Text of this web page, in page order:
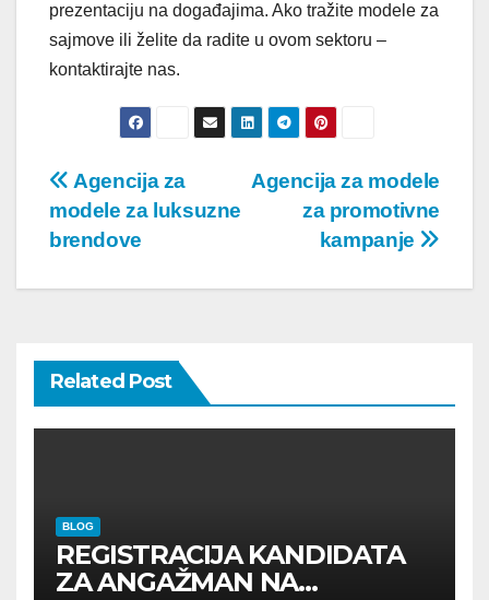
prezentaciju na događajima. Ako tražite modele za
sajmove ili želite da radite u ovom sektoru –
kontaktirajte nas.
Post
navigation
Agencija za modele
za promotivne
kampanje
Agencija za
modele za luksuzne
brendove
Related Post
BLOG
REGISTRACIJA KANDIDATA
ZA ANGAŽMAN NA